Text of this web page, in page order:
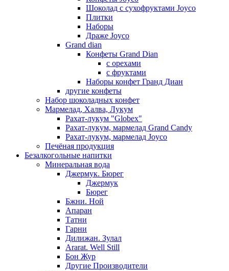
Шоколад с сухофруктами Joyco
Плитки
Наборы
Драже Joyco
Grand dian
Конфеты Grand Dian
с орехами
с фруктами
Наборы конфет Гранд Диан
другие конфеты
Набор шоколадных конфет
Мармелад, Халва, Лукум
Рахат-лукум "Globex"
Рахат-лукум, мармелад Grand Candy
Рахат-лукум, мармелад Joyco
Печёная продукция
Безалкогольные напитки
Минеральная вода
Джермук. Бюрег
Джермук
Бюрег
Бжни. Ной
Апаран
Татни
Гарни
Дилижан. Зулал
Ararat. Well Still
Бон Жур
Другие Производители